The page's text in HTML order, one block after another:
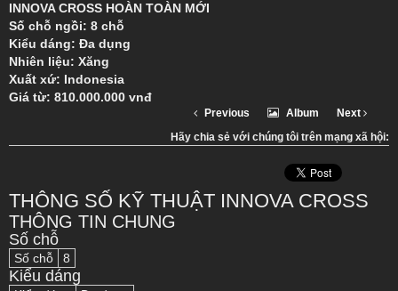
INNOVA CROSS HOÀN TOÀN MỚI
Số chỗ ngồi: 8 chỗ
Kiểu dáng: Đa dụng
Nhiên liệu: Xăng
Xuất xứ: Indonesia
Giá từ: 810.000.000 vnđ
Previous Album
Next
Hãy chia sẻ với chúng tôi trên mạng xã hội:
THÔNG SỐ KỸ THUẬT INNOVA CROSS
THÔNG TIN CHUNG
Số chỗ
Số chỗ 8
Kiểu dáng